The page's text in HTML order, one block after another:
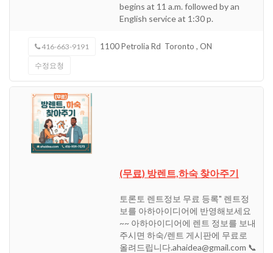
begins at 11 a.m. followed by an
English service at 1:30 p.
416-663-9191 1100 Petrolia Rd Toronto , ON
수정요청
(무료) 방렌트,하숙 찾아주기
토론토 렌트정보 무료 등록" 렌트정
보를 아하아이디어에 반영해보세요
~~ 아하아이디어에 렌트 정보를 보내
주시면 하숙/렌트 게시판에 무료로
올려드립니다.ahaidea@gmail.com 📞